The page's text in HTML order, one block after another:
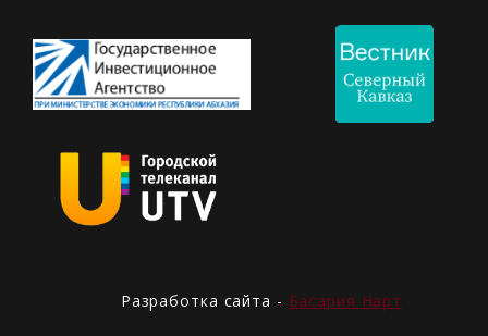
Разработка сайта - Басария Нарт